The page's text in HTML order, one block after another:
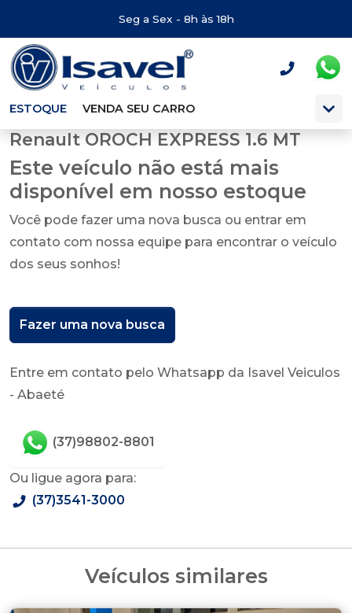
Seg a Sex - 8h às 18h
ESTOQUE VENDA SEU CARRO
Renault OROCH EXPRESS 1.6 MT
Este veículo não está mais
disponível em nosso estoque
Você pode fazer uma nova busca ou entrar em
contato com nossa equipe para encontrar o veículo
dos seus sonhos!
Fazer uma nova busca
Entre em contato pelo Whatsapp da Isavel Veiculos
- Abaeté
(37)98802-8801
Ou ligue agora para:
(37)3541-3000
Veículos similares